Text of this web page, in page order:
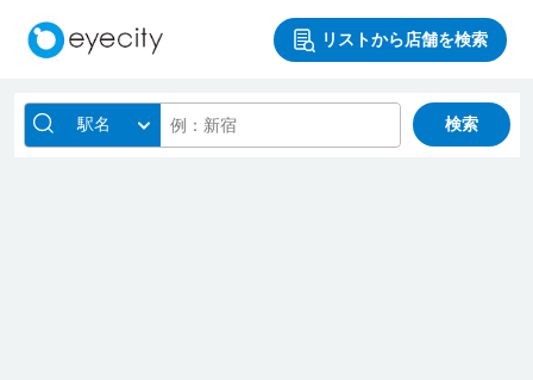
リストから店舗を検索
駅名 検索